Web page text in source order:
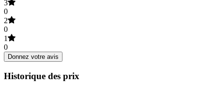
3
0
2
0
1
0
Donnez votre avis
Historique des prix